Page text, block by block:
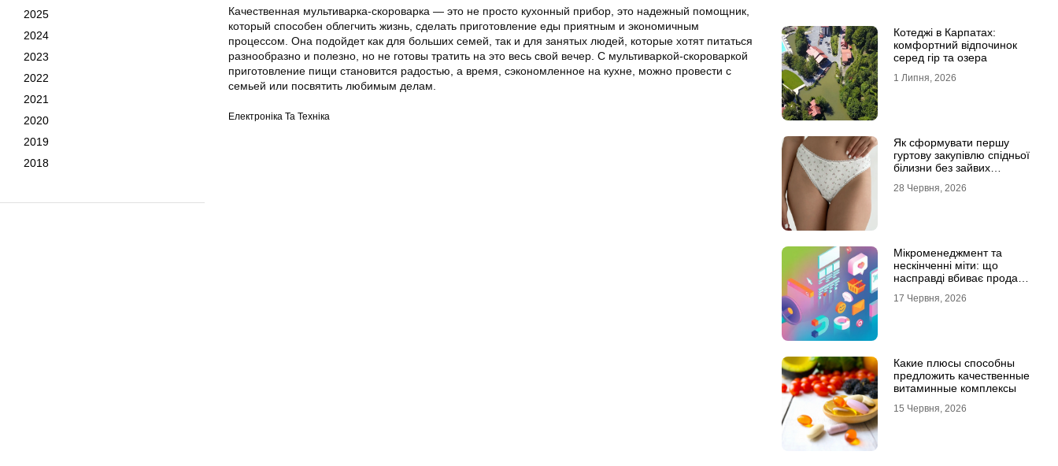
2025
2024
2023
2022
2021
2020
2019
2018
Качественная мультиварка-скороварка — это не просто кухонный прибор, это надежный помощник,
который способен облегчить жизнь, сделать приготовление еды приятным и экономичным
процессом. Она подойдет как для больших семей, так и для занятых людей, которые хотят питаться
разнообразно и полезно, но не готовы тратить на это весь свой вечер. С мультиваркой-скороваркой
приготовление пищи становится радостью, а время, сэкономленное на кухне, можно провести с
семьей или посвятить любимым делам.
Електроніка Та Техніка
Котеджі в Карпатах:
комфортний відпочинок
серед гір та озера
1 Липня, 2026
Як сформувати першу
гуртову закупівлю спідньої
білизни без зайвих
28 Червня, 2026
Мікроменеджмент та
нескінченні міти: що
насправді вбиває продажі
17 Червня, 2026
Какие плюсы способны
предложить качественные
витаминные комплексы
15 Червня, 2026